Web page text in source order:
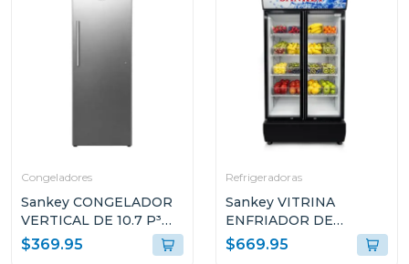
Congeladores
Sankey CONGELADOR
VERTICAL DE 10.7 P³
RFC1301
$369.95
Refrigeradoras
Sankey VITRINA
ENFRIADOR DE
20CUFT RFD20N
$669.95